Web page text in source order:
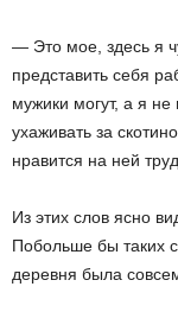
— Это мое, здесь я
представить себя
мужики могут, а я
ухаживать за
нравится на ней
Из этих слов ясно
Побольше бы таких
деревня была